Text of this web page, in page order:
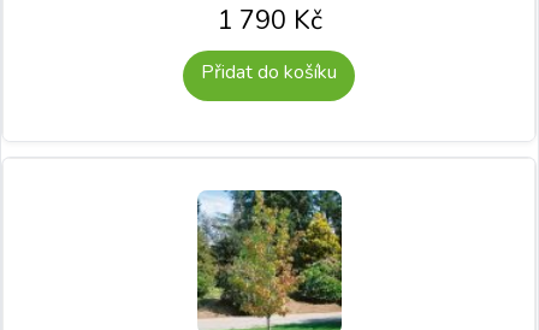
1 790 Kč
Přidat do košíku